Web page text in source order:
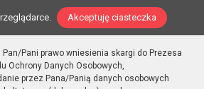
Akceptuję ciasteczka
Pan/Pani prawo wniesienia skargi do Prezesa
Ochrony Danych Osobowych,
przez Pana/Panią danych osobowych